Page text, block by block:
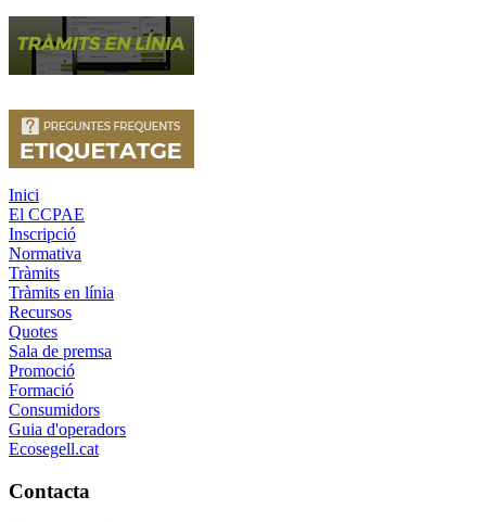
Inici
El CCPAE
Inscripció
Normativa
Tràmits
Tràmits en línia
Recursos
Quotes
Sala de premsa
Promoció
Formació
Consumidors
Guia d'operadors
Ecosegell.cat
Contacta